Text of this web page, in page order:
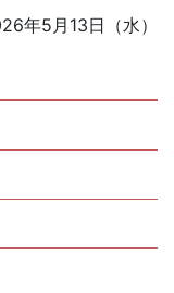
年5月13日（水）